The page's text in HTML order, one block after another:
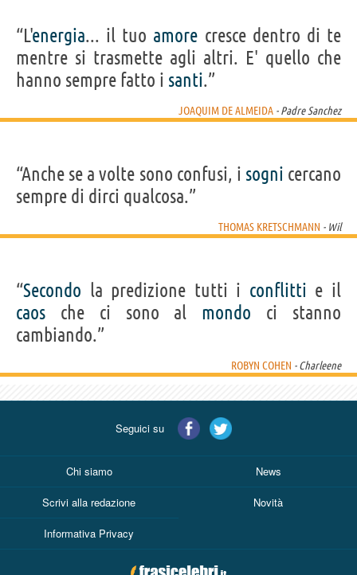
“L'energia... il tuo amore cresce dentro di te
mentre si trasmette agli altri. E' quello che
hanno sempre fatto i santi.”
JOAQUIM DE ALMEIDA - Padre Sanchez
“Anche se a volte sono confusi, i sogni cercano
sempre di dirci qualcosa.”
THOMAS KRETSCHMANN - Wil
“Secondo la predizione tutti i conflitti e il
caos che ci sono al mondo ci stanno
cambiando.”
ROBYN COHEN - Charleene
Seguici su
Chi siamo News
Scrivi alla redazione Novità
Informativa Privacy